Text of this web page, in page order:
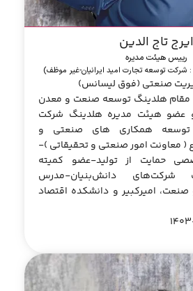
ایرج تاج الدین
رییس هیئت مدیره
توسعه تجارت امید ایرانیان-غیر موظف)
صنعتی (فوق لیسانس)
مقام هلدینگ توسعه صنعت و معدن
عضو هیئت مدیره هلدینگ شرکت
توسعه همکاری ‌های صنعتی و
( معاونت امور صنعتی و تحقیقاتی )-
حمایت از تولید-عضو کمیته
دانش‌بنیان-مدرس
امیرکبیر و دانشکده اقتصاد